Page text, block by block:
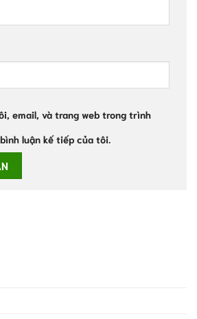
email, và trang web trong trình
luận kế tiếp của tôi.